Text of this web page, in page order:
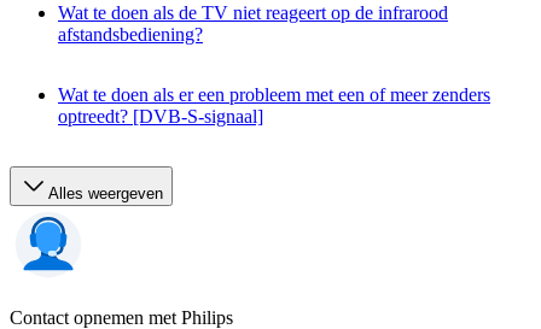
Wat te doen als de TV niet reageert op de infrarood
afstandsbediening?
Wat te doen als er een probleem met een of meer zenders
optreedt? [DVB-S-signaal]
Alles weergeven
Contact opnemen met Philips